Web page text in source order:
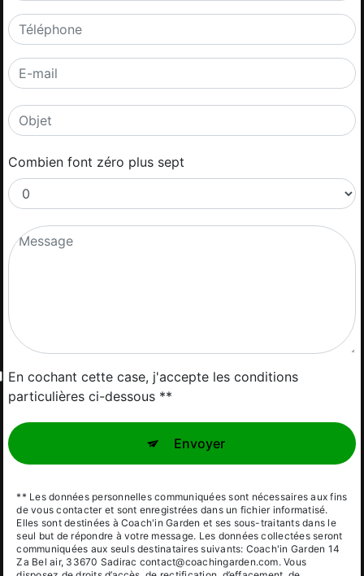
Combien font zéro plus sept
En cochant cette case, j'accepte les conditions
particulières ci-dessous **
Envoyer
** Les données personnelles communiquées sont nécessaires aux fins
de vous contacter et sont enregistrées dans un fichier informatisé.
Elles sont destinées à Coach'in Garden et ses sous-traitants dans le
seul but de répondre à votre message. Les données collectées seront
communiquées aux seuls destinataires suivants: Coach'in Garden 14
Za Bel air, 33670 Sadirac contact@coachingarden.com. Vous